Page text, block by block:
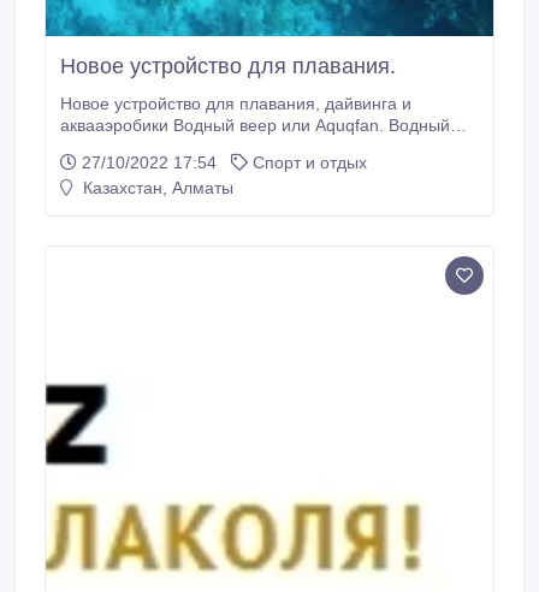
Новое устройство для плавания.
Новое устройство для плавания, дайвинга и
аквааэробики Водный веер или Aquqfan. Водный
всем, кто уже воспользовался. Водный Веер состоит
из двух чулков, сшитых из бифлекса и соединенных
27/10/2022 17:54
Спорт и отдых
Казахстан, Алматы